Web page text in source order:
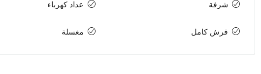
شرفة عداد كهرباء
فرش كامل مغسلة